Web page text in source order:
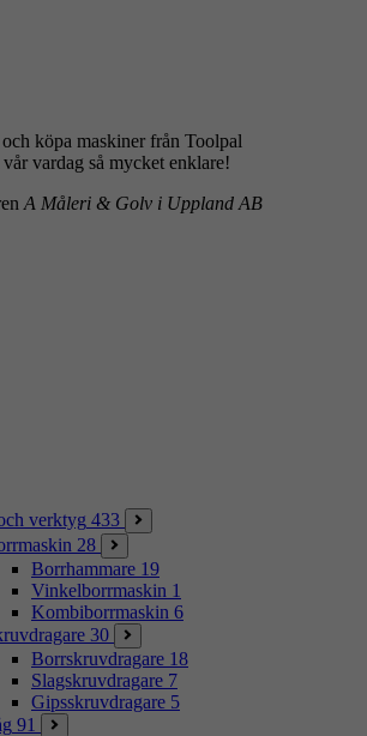
köpa maskiner från Toolpal
vardag så mycket enklare!
A Måleri & Golv i Uppland AB
verktyg 433
28
Borrhammare 19
Vinkelborrmaskin 1
Kombiborrmaskin 6
30
Borrskruvdragare 18
Slagskruvdragare 7
Gipsskruvdragare 5
91